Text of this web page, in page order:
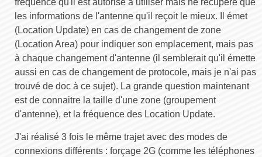
fréquence qu'il est autorisé à utiliser mais ne récupère que
les informations de l'antenne qu'il reçoit le mieux. Il émet
(Location Update) en cas de changement de zone
(Location Area) pour indiquer son emplacement, mais pas
à chaque changement d'antenne (il semblerait qu'il émette
aussi en cas de changement de protocole, mais je n'ai pas
trouvé de doc à ce sujet). La grande question maintenant
est de connaitre la taille d'une zone (groupement
d'antenne), et la fréquence des Location Update.
J'ai réalisé 3 fois le même trajet avec des modes de
connexions différents : forçage 2G (comme les téléphones